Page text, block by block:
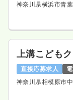
神奈川県横浜市青
上溝こども
直接応募求人
神奈川県相模原市